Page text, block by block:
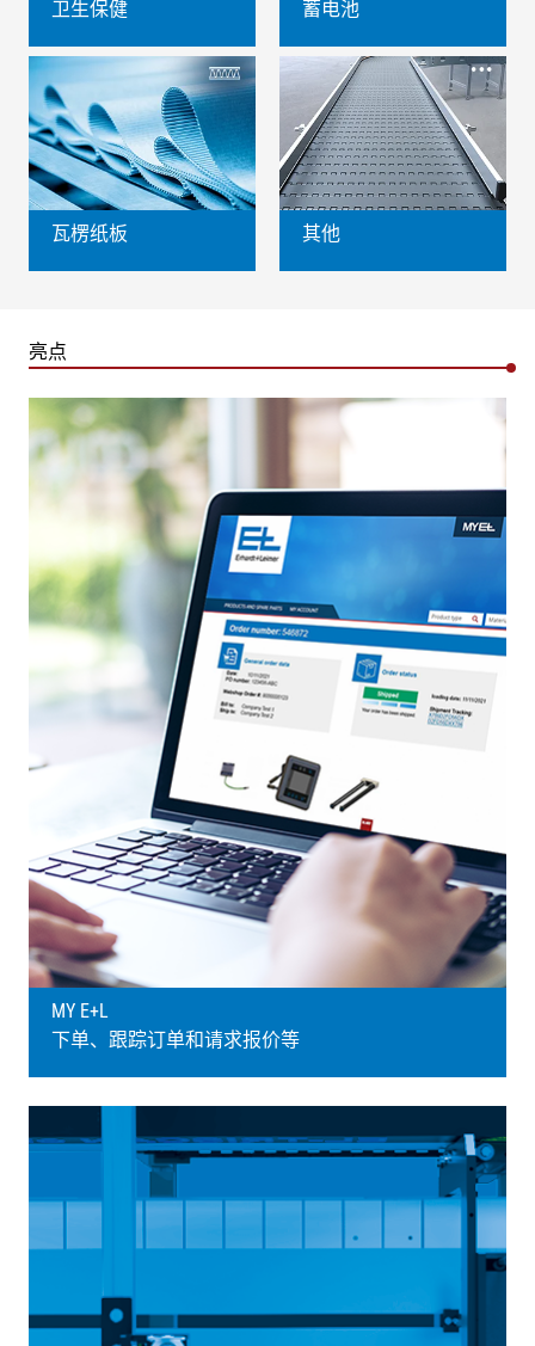
卫生保健 蓄电池
瓦楞纸板 其他
亮点
MY E+L
下单、跟踪订单和请求报价等